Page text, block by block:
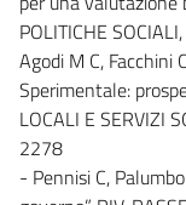
POLITICHE
Agodi M C, Facchini
Sperimentale:
LOCALI E SERVIZI
2278
- Pennisi C,